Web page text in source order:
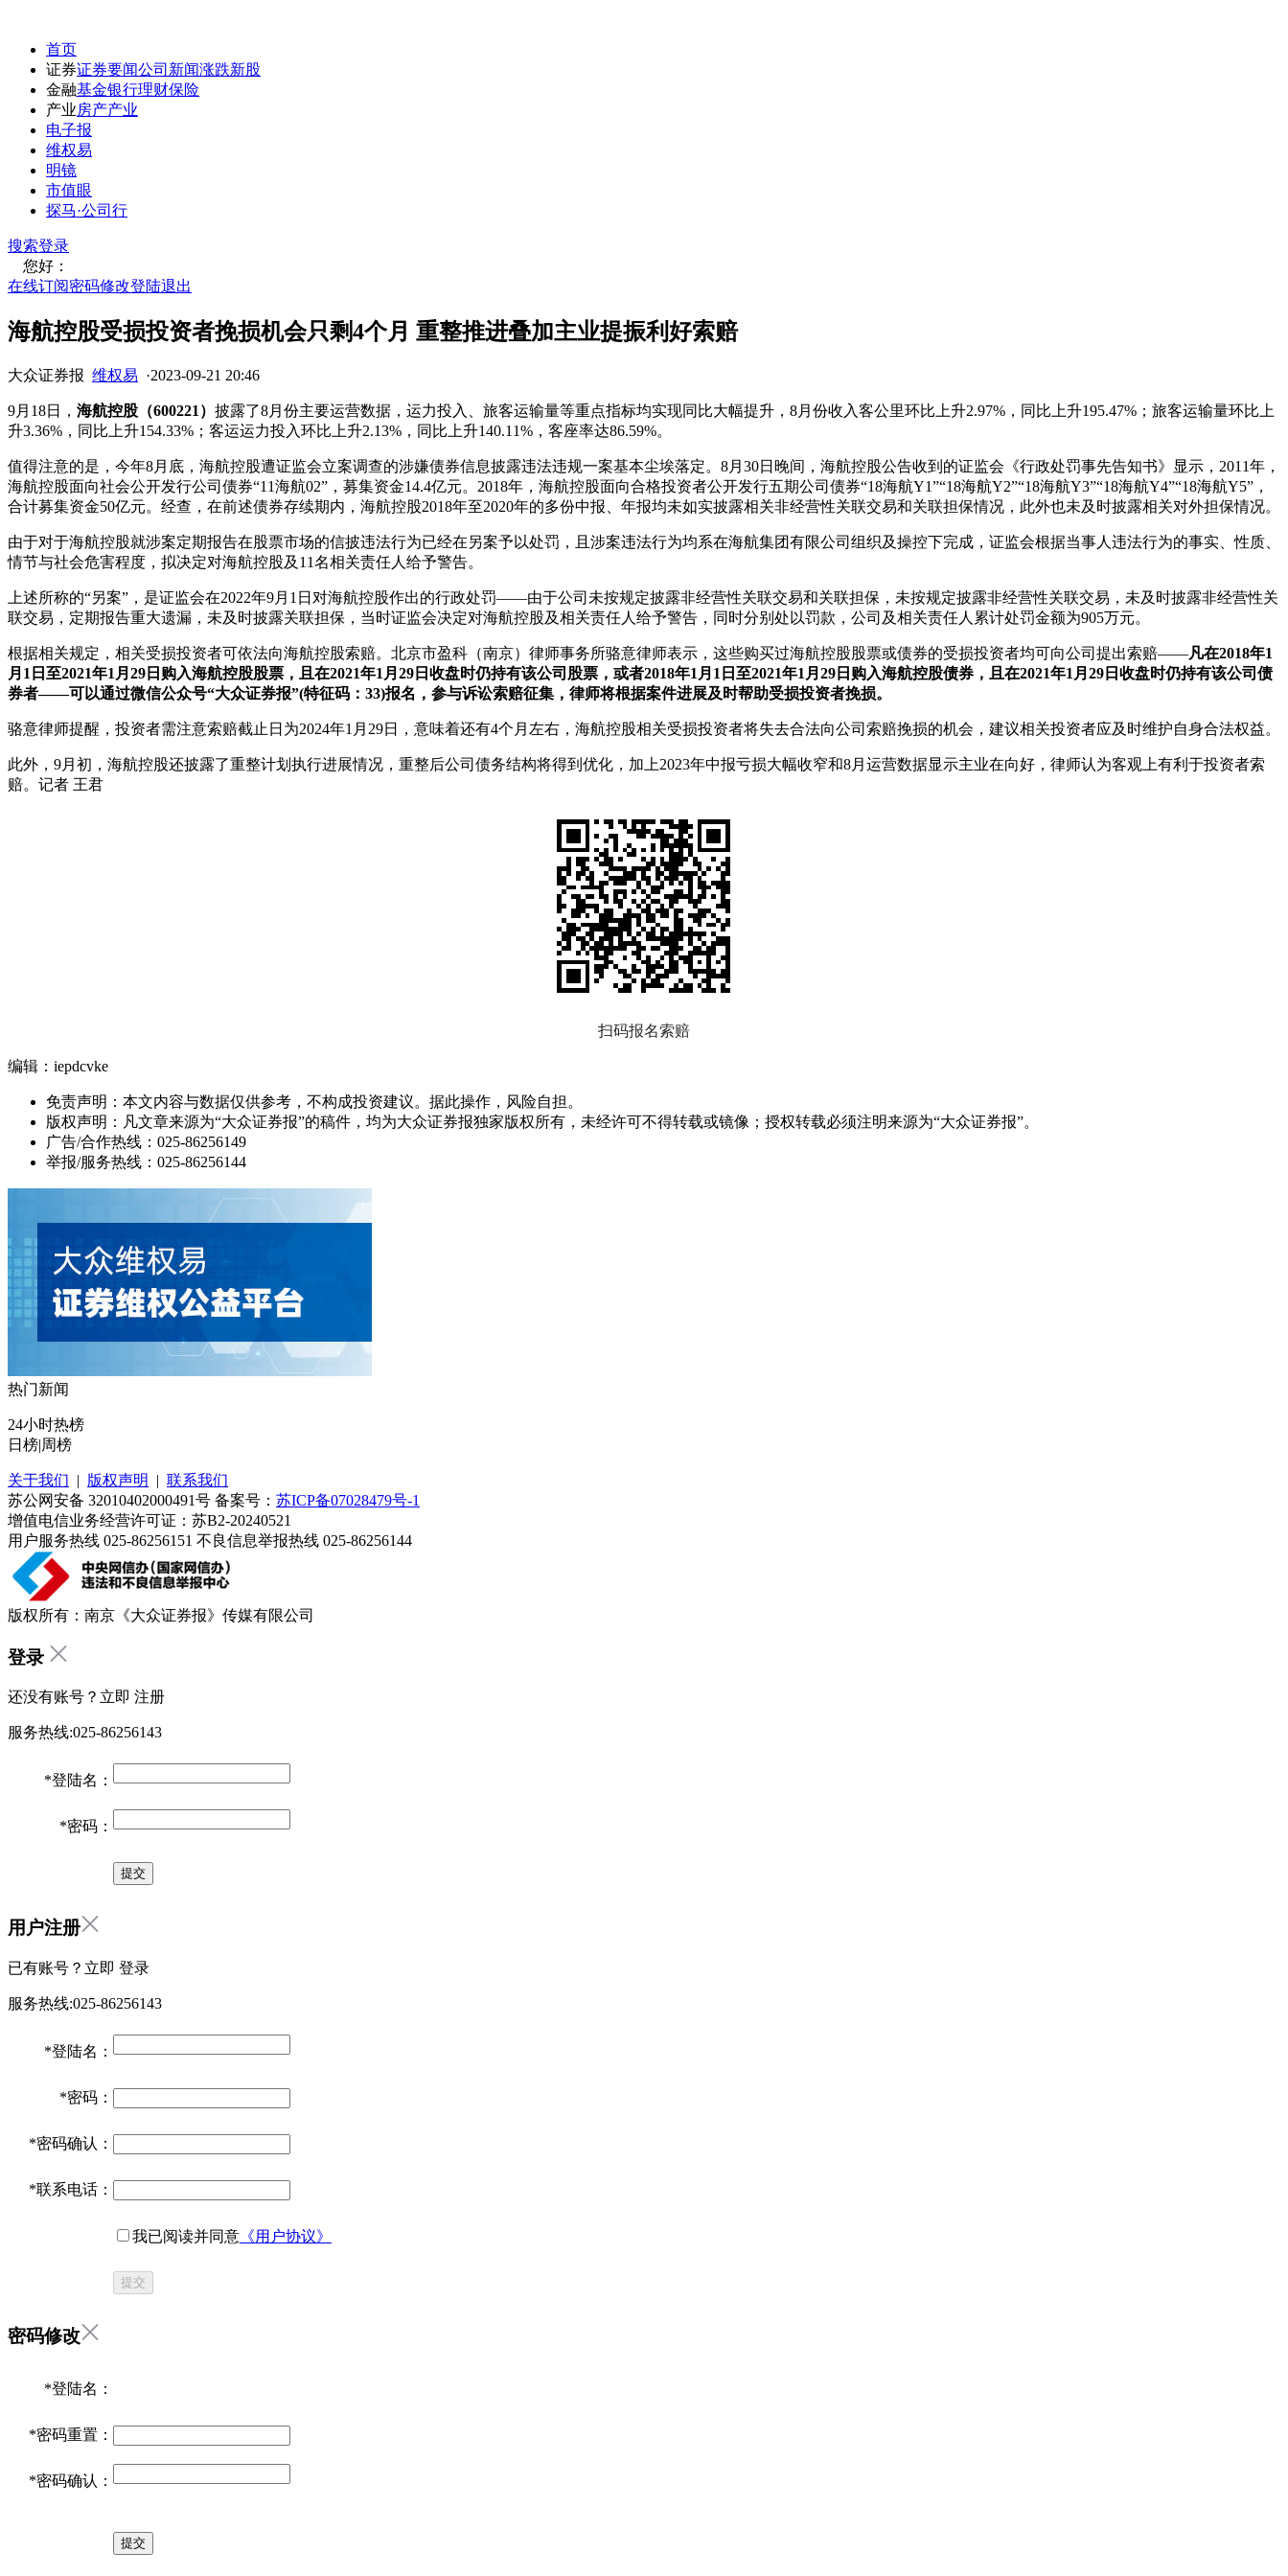
首页
证券证券要闻公司新闻涨跌新股
金融基金银行理财保险
产业房产产业
电子报
维权易
明镜
市值眼
探马·公司行
搜索登录
您好：
在线订阅密码修改登陆退出
海航控股受损投资者挽损机会只剩4个月 重整推进叠加主业提振利好索赔
大众证券报 维权易 ·2023-09-21 20:46
9月18日， 海航控股（600221） 披露了8月份主要运营数据，运力投入、旅客运输量等重点指标均实现同比大幅提升，8月份收入客公里环比上升2.97%，同比上升195.47%；旅客运输量环比上
升3.36%，同比上升154.33%；客运运力投入环比上升2.13%，同比上升140.11%，客座率达86.59%。
值得注意的是，今年8月底，海航控股遭证监会立案调查的涉嫌债券信息披露违法违规一案基本尘埃落定。8月30日晚间，海航控股公告收到的证监会《行政处罚事先告知书》显示，2011年，
海航控股面向社会公开发行公司债券“11海航02”，募集资金14.4亿元。2018年，海航控股面向合格投资者公开发行五期公司债券“18海航Y1”“18海航Y2”“18海航Y3”“18海航Y4”“18海航Y5”，
合计募集资金50亿元。经查，在前述债券存续期内，海航控股2018年至2020年的多份中报、年报均未如实披露相关非经营性关联交易和关联担保情况，此外也未及时披露相关对外担保情况。
由于对于海航控股就涉案定期报告在股票市场的信披违法行为已经在另案予以处罚，且涉案违法行为均系在海航集团有限公司组织及操控下完成，证监会根据当事人违法行为的事实、性质、
情节与社会危害程度，拟决定对海航控股及11名相关责任人给予警告。
上述所称的“另案”，是证监会在2022年9月1日对海航控股作出的行政处罚——由于公司未按规定披露非经营性关联交易和关联担保，未按规定披露非经营性关联交易，未及时披露非经营性关
联交易，定期报告重大遗漏，未及时披露关联担保，当时证监会决定对海航控股及相关责任人给予警告，同时分别处以罚款，公司及相关责任人累计处罚金额为905万元。
根据相关规定，相关受损投资者可依法向海航控股索赔。北京市盈科（南京）律师事务所骆意律师表示，这些购买过海航控股股票或债券的受损投资者均可向公司提出索赔——凡在2018年1
月1日至2021年1月29日购入海航控股股票，且在2021年1月29日收盘时仍持有该公司股票，或者2018年1月1日至2021年1月29日购入海航控股债券，且在2021年1月29日收盘时仍持有该公司债
券者——可以通过微信公众号“大众证券报”(特征码：33)报名，参与诉讼索赔征集，律师将根据案件进展及时帮助受损投资者挽损。
骆意律师提醒，投资者需注意索赔截止日为2024年1月29日，意味着还有4个月左右，海航控股相关受损投资者将失去合法向公司索赔挽损的机会，建议相关投资者应及时维护自身合法权益。
此外，9月初，海航控股还披露了重整计划执行进展情况，重整后公司债务结构将得到优化，加上2023年中报亏损大幅收窄和8月运营数据显示主业在向好，律师认为客观上有利于投资者索
赔。记者 王君
扫码报名索赔
编辑：iepdcvke
免责声明：本文内容与数据仅供参考，不构成投资建议。据此操作，风险自担。
版权声明：凡文章来源为“大众证券报”的稿件，均为大众证券报独家版权所有，未经许可不得转载或镜像；授权转载必须注明来源为“大众证券报”。
广告/合作热线：025-86256149
举报/服务热线：025-86256144
热门新闻
24小时热榜
日榜|周榜
关于我们 | 版权声明 | 联系我们
苏公网安备 32010402000491号 备案号： 苏ICP备07028479号-1
增值电信业务经营许可证：苏B2-20240521
用户服务热线 025-86256151 不良信息举报热线 025-86256144
版权所有：南京《大众证券报》传媒有限公司
登录
还没有账号？立即 注册
服务热线:025-86256143
*登陆名：
*密码：
用户注册
已有账号？立即 登录
服务热线:025-86256143
*登陆名：
*密码：
*密码确认：
*联系电话：
我已阅读并同意 《用户协议》
提交
密码修改
*登陆名：
*密码重置：
*密码确认：